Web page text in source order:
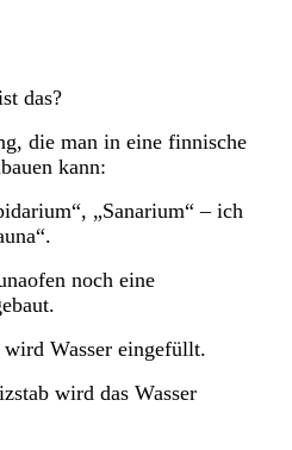
das?
die man in eine finnische
kann:
„Sanarium“ – ich
noch eine
Wasser eingefüllt.
wird das Wasser